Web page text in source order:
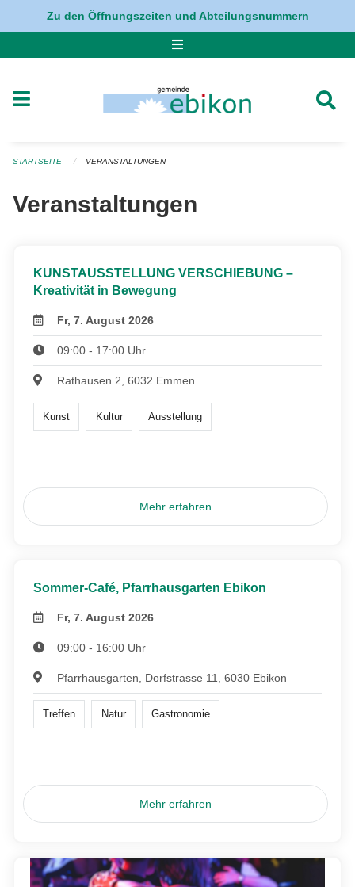
Navigation überspringen
Zu den Öffnungszeiten und Abteilungsnummern
STARTSEITE VERANSTALTUNGEN
Veranstaltungen
KUNSTAUSSTELLUNG VERSCHIEBUNG –
Kreativität in Bewegung
Fr, 7. August 2026
09:00 - 17:00 Uhr
Rathausen 2, 6032 Emmen
Kunst Kultur Ausstellung
Mehr erfahren
Sommer-Café, Pfarrhausgarten Ebikon
Fr, 7. August 2026
09:00 - 16:00 Uhr
Pfarrhausgarten, Dorfstrasse 11, 6030 Ebikon
Treffen Natur Gastronomie
Mehr erfahren